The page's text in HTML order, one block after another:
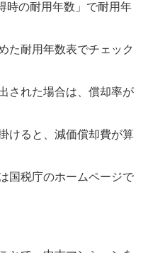
時の耐用年数」で耐用年
た耐用年数表でチェック
された場合は、償却率が
けると、減価償却費が算
国税庁のホームページで